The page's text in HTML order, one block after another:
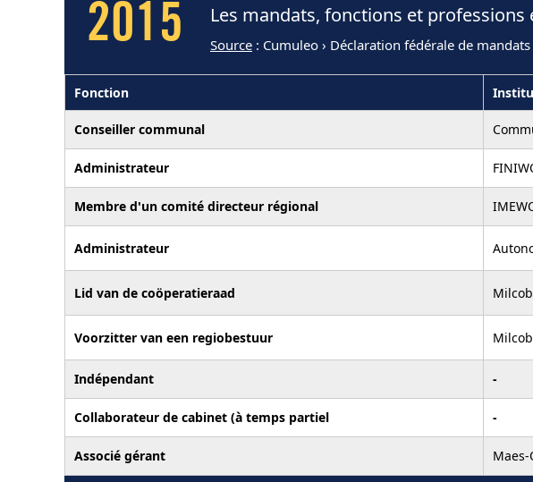
2015 Les mandats, fonctions et professions
Source : Cumuleo › Déclaration fédérale de
Fonction
Conseiller communal
Administrateur
Membre d'un comité directeur régional
Administrateur
Lid van de coöperatieraad
Voorzitter van een regiobestuur
Indépendant -
Collaborateur de cabinet (à temps partiel -
Associé gérant